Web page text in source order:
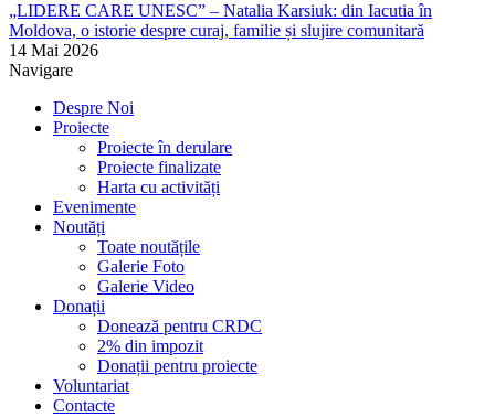
„LIDERE CARE UNESC” – Natalia Karsiuk: din Iacutia în
Moldova, o istorie despre curaj, familie și slujire comunitară
14 Mai 2026
Navigare
Despre Noi
Proiecte
Proiecte în derulare
Proiecte finalizate
Harta cu activități
Evenimente
Noutăți
Toate noutățile
Galerie Foto
Galerie Video
Donații
Donează pentru CRDC
2% din impozit
Donații pentru proiecte
Voluntariat
Contacte